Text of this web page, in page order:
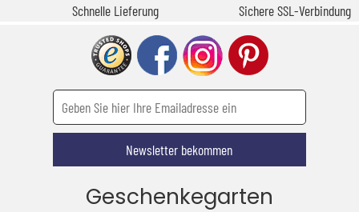
Schnelle Lieferung Sichere SSL-Verbindung
Newsletter bekommen
Geschenkegarten